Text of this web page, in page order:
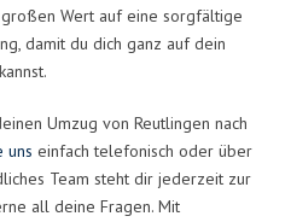
Wert auf eine sorgfältige
damit du dich ganz auf dein
Umzug von Reutlingen nach
uns einfach telefonisch oder über
Team steht dir jederzeit zur
all deine Fragen. Mit